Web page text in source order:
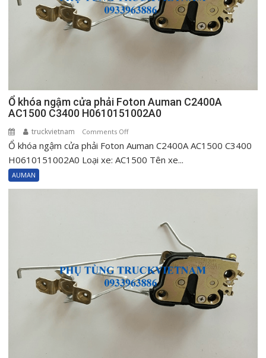
Ổ khóa ngậm cửa phải Foton Auman C2400A
AC1500 C3400 H0610151002A0
truckvietnam Comments Offon
Ổ
khóa
H0610151002A0
Ổ khóa ngậm cửa phải Foton Auman C2400A AC1500 C3400
H0610151002A0 Loại xe: AC1500 Tên xe...
AUMAN